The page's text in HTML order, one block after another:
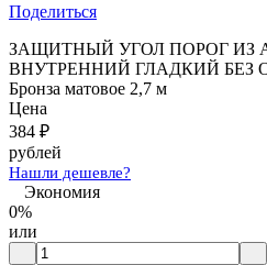
Поделиться
ЗАЩИТНЫЙ УГОЛ ПОРОГ
ВНУТРЕННИЙ ГЛАДКИЙ БЕЗ
Бронза матовое 2,7 м
Цена
384 ₽
рублей
Нашли дешевле?
Экономия
0%
или